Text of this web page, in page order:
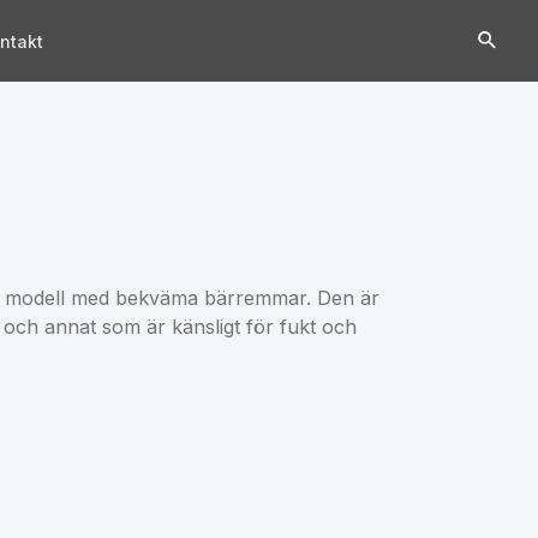
med bekväma bärremmar. Den är
annat som är känsligt för fukt och